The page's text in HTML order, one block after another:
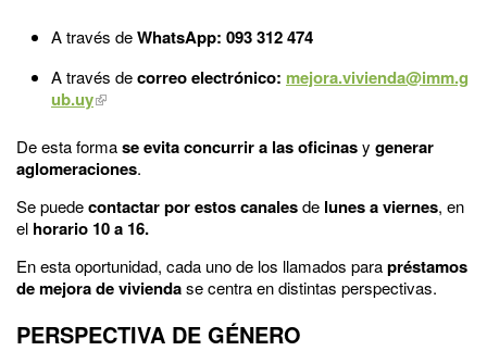
A través deWhatsApp: 093 312 474
A través decorreo electrónico: mejora.vivienda@imm.g
ub.uy
De esta formase evita concurrir a las oficinasy generar
aglomeraciones.
Se puedecontactar por estos canalesde lunes a viernes, en
el horario 10 a 16.
En esta oportunidad, cada uno de los llamados parapréstamos
de mejora de viviendase centra en distintas perspectivas.
PERSPECTIVA DE GÉNERO